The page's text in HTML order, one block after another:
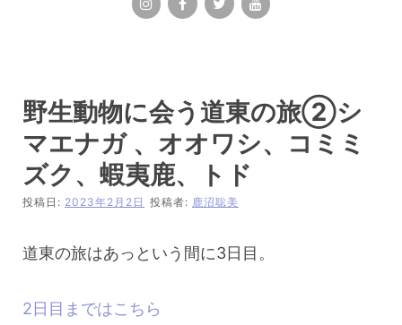
野生動物に会う道東の旅②シ
マエナガ 、オオワシ、コミミ
ズク、蝦夷鹿、トド
投稿日: 2023年2月2日 投稿者: 鹿沼聡美
道東の旅はあっという間に3日目。
2日目まではこちら